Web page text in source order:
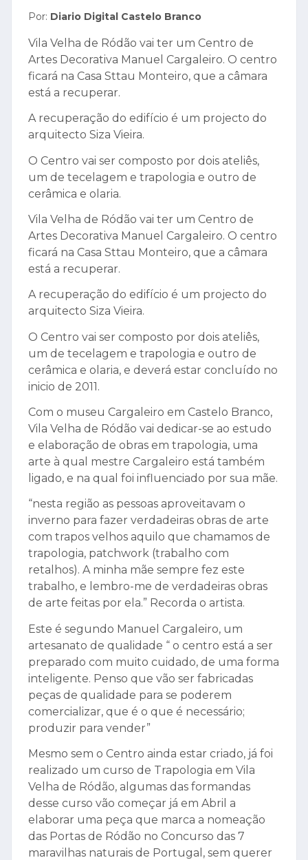
Por: Diario Digital Castelo Branco
Vila Velha de Ródão vai ter um Centro de
Artes Decorativa Manuel Cargaleiro. O centro
ficará na Casa Sttau Monteiro, que a câmara
está a recuperar.
A recuperação do edifício é um projecto do
arquitecto Siza Vieira.
O Centro vai ser composto por dois ateliês,
um de tecelagem e trapologia e outro de
cerâmica e olaria.
Vila Velha de Ródão vai ter um Centro de
Artes Decorativa Manuel Cargaleiro. O centro
ficará na Casa Sttau Monteiro, que a câmara
está a recuperar.
A recuperação do edifício é um projecto do
arquitecto Siza Vieira.
O Centro vai ser composto por dois ateliês,
um de tecelagem e trapologia e outro de
cerâmica e olaria, e deverá estar concluído no
inicio de 2011.
Com o museu Cargaleiro em Castelo Branco,
Vila Velha de Ródão vai dedicar-se ao estudo
e elaboração de obras em trapologia, uma
arte à qual mestre Cargaleiro está também
ligado, e na qual foi influenciado por sua mãe.
“nesta região as pessoas aproveitavam o
inverno para fazer verdadeiras obras de arte
com trapos velhos aquilo que chamamos de
trapologia, patchwork (trabalho com
retalhos). A minha mãe sempre fez este
trabalho, e lembro-me de verdadeiras obras
de arte feitas por ela.” Recorda o artista.
Este é segundo Manuel Cargaleiro, um
artesanato de qualidade “ o centro está a ser
preparado com muito cuidado, de uma forma
inteligente. Penso que vão ser fabricadas
peças de qualidade para se poderem
comercializar, que é o que é necessário;
produzir para vender”
Mesmo sem o Centro ainda estar criado, já foi
realizado um curso de Trapologia em Vila
Velha de Ródão, algumas das formandas
desse curso vão começar já em Abril a
elaborar uma peça que marca a nomeação
das Portas de Ródão no Concurso das 7
maravilhas naturais de Portugal, sem querer